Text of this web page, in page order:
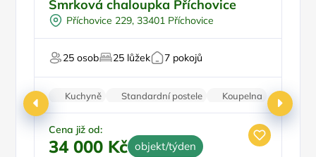
Pro skupiny
Pro turisty
Na horách
Pro majitele mazlíčků
Smrková chaloupka Příchovice
Příchovice 229, 33401 Příchovice
25 osob 25 lůžek 7 pokojů
Kuchyně Standardní postele
Koupelna
Nekuřácký objekt
Parkování zdarma
Cena již od:
34 000 Kč objekt/týden